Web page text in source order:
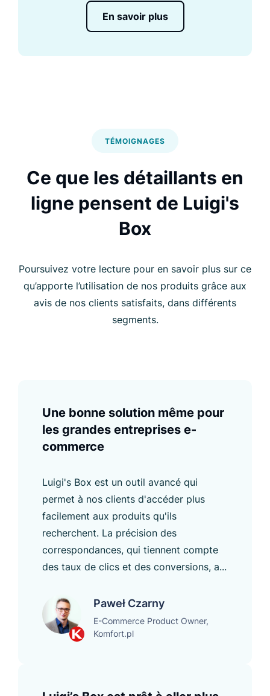
En savoir plus
TÉMOIGNAGES
Ce que les détaillants en
ligne pensent de Luigi's
Box
Poursuivez votre lecture pour en savoir plus sur ce
qu’apporte l’utilisation de nos produits grâce aux
avis de nos clients satisfaits, dans différents
segments.
Une bonne solution même pour
les grandes entreprises e-
commerce
Luigi's Box est un outil avancé qui
permet à nos clients d'accéder plus
facilement aux produits qu'ils
recherchent. La précision des
correspondances, qui tiennent compte
des taux de clics et des conversions, a...
Paweł Czarny
E-Commerce Product Owner,
Komfort.pl